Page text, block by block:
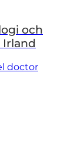
och
doctor